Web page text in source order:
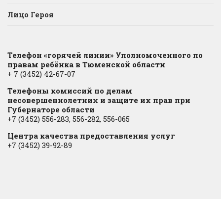
Лицо Героя
Телефон «горячей линии» Уполномоченного по
правам ребёнка в Тюменской области
+ 7 (3452) 42-67-07
Телефоны комиссий по делам
несовершеннолетних и защите их прав при
Губернаторе области
+7 (3452) 556-283, 556-282, 556-065
Центра качества предоставления услуг
+7 (3452) 39-92-89